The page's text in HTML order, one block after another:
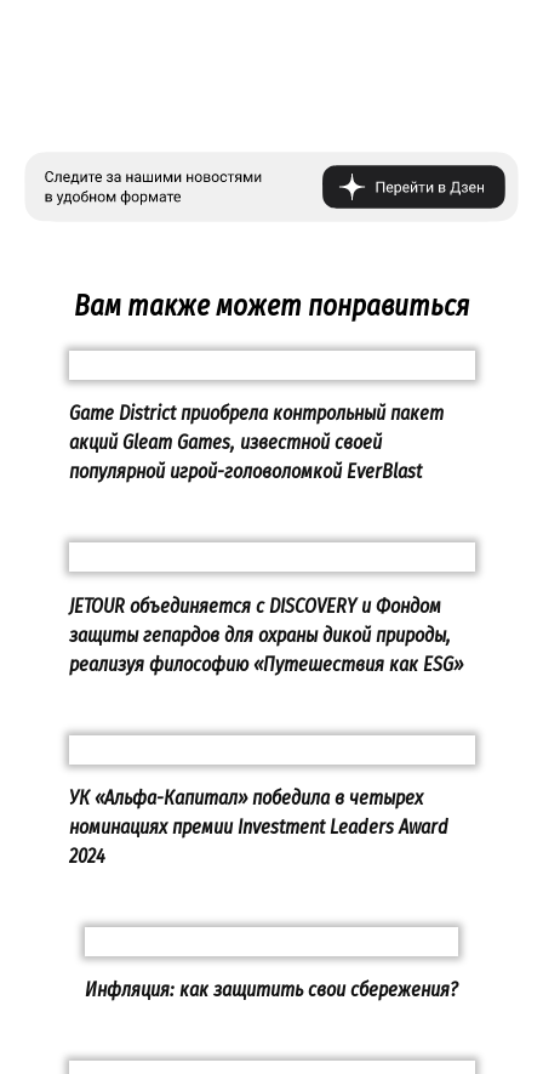
Вам также может понравиться
Game District приобрела контрольный пакет
акций Gleam Games, известной своей
популярной игрой-головоломкой EverBlast
JETOUR объединяется с DISCOVERY и Фондом
защиты гепардов для охраны дикой природы,
реализуя философию «Путешествия как ESG»
УК «Альфа-Капитал» победила в четырех
номинациях премии Investment Leaders Award
2024
Инфляция: как защитить свои сбережения?